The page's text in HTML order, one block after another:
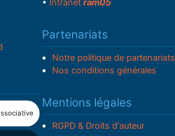
• Intranet ram05
Partenariats
Notre politique de partenariats
Nos conditions générales
Mentions légales
RGPD & Droits d'auteur